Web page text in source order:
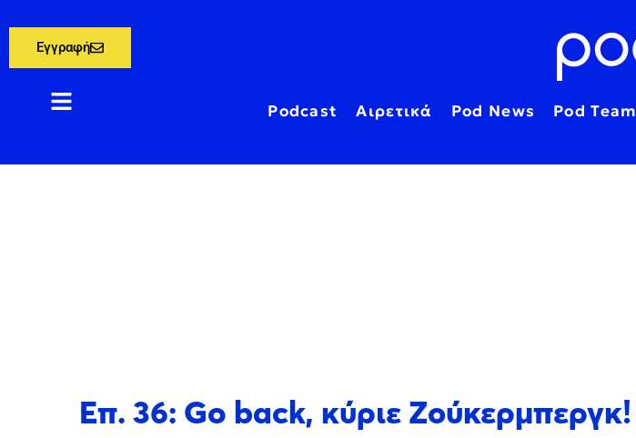
Εγγραφή
Podcast Αιρετικά Pod News Pod Team
Επ. 36: Go back, κύριε Ζούκερμπεργκ!